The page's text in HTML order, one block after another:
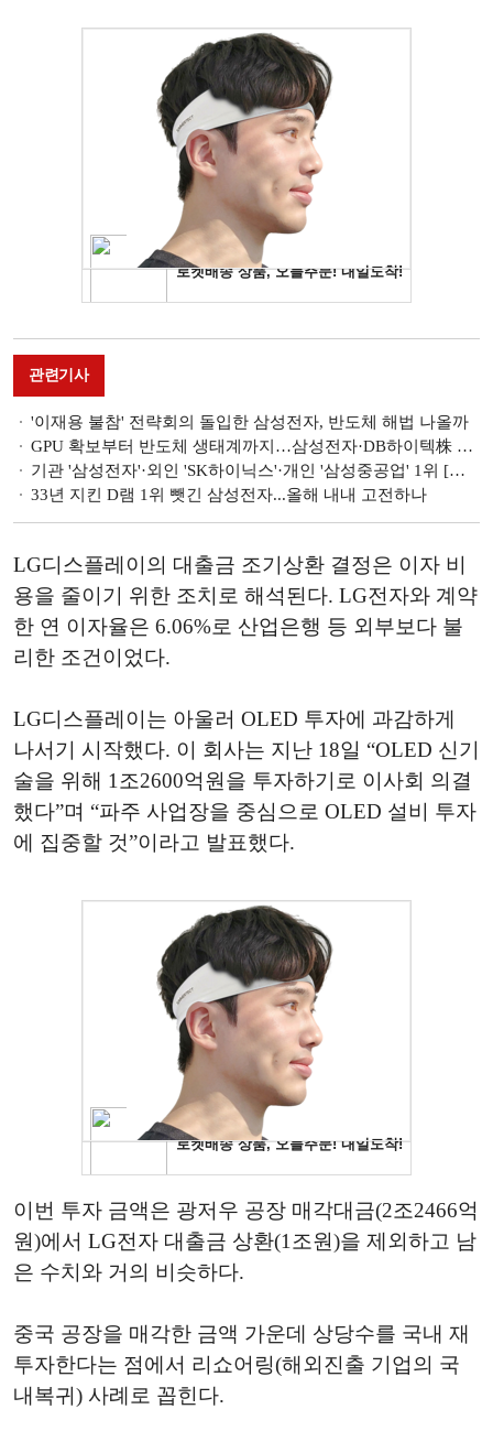
관련기사
'이재용 불참' 전략회의 돌입한 삼성전자, 반도체 해법 나올까
GPU 확보부터 반도체 생태계까지…삼성전자·DB하이텍株 주목 [이재명發 증시 전망도]
기관 '삼성전자'·외인 'SK하이닉스'·개인 '삼성중공업' 1위 [주간 코스피 순매수- 2025년 6월2일~6월5일]
33년 지킨 D램 1위 뺏긴 삼성전자...올해 내내 고전하나
LG디스플레이의 대출금 조기상환 결정은 이자 비
용을 줄이기 위한 조치로 해석된다. LG전자와 계약
한 연 이자율은 6.06%로 산업은행 등 외부보다 불
리한 조건이었다.
LG디스플레이는 아울러 OLED 투자에 과감하게
나서기 시작했다. 이 회사는 지난 18일 “OLED 신기
술을 위해 1조2600억원을 투자하기로 이사회 의결
했다”며 “파주 사업장을 중심으로 OLED 설비 투자
에 집중할 것”이라고 발표했다.
이번 투자 금액은 광저우 공장 매각대금(2조2466억
원)에서 LG전자 대출금 상환(1조원)을 제외하고 남
은 수치와 거의 비슷하다.
중국 공장을 매각한 금액 가운데 상당수를 국내 재
투자한다는 점에서 리쇼어링(해외진출 기업의 국
내복귀) 사례로 꼽힌다.